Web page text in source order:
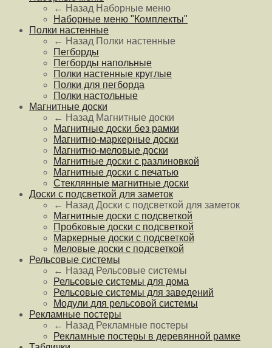
← Назад Наборные меню
Наборные меню "Комплекты"
Полки настенные
← Назад Полки настенные
Пегборды
Пегборды напольные
Полки настенные круглые
Полки для пегборда
Полки настольные
Магнитные доски
← Назад Магнитные доски
Магнитные доски без рамки
Магнитно-маркерные доски
Магнитно-меловые доски
Магнитные доски с разлиновкой
Магнитные доски с печатью
Стеклянные магнитные доски
Доски с подсветкой для заметок
← Назад Доски с подсветкой для заметок
Магнитные доски с подсветкой
Пробковые доски с подсветкой
Маркерные доски с подсветкой
Меловые доски с подсветкой
Рельсовые системы
← Назад Рельсовые системы
Рельсовые системы для дома
Рельсовые системы для заведений
Модули для рельсовой системы
Рекламные постеры
← Назад Рекламные постеры
Рекламные постеры в деревянной рамке